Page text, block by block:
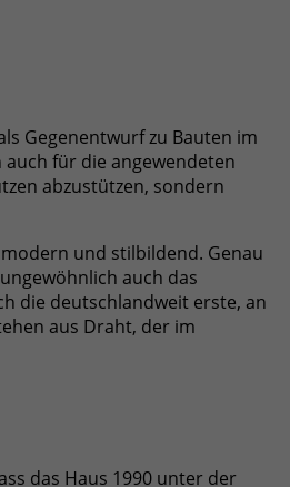
Gegenentwurf zu Bauten im
für die angewendeten
abzustützen, sondern
und stilbildend. Genau
auch das
die deutschlandweit erste, an
aus Draht, der im
das Haus 1990 unter der